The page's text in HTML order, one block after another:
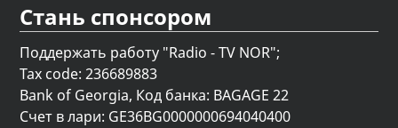
Стань спонсором
Поддержать работу "Radio - TV NOR";
Tax code: 236689883
Bank of Georgia, Код банка: BAGAGE 22
Счет в лари: GE36BG0000000694040400